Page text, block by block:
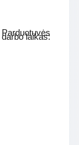
Parduotuvės
darbo laikas: